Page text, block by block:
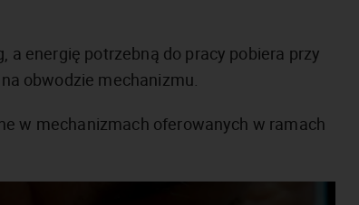
energię potrzebną do pracy pobiera przy
obwodzie mechanizmu.
w mechanizmach oferowanych w ramach